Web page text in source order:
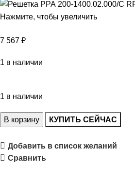
Нажмите, чтобы увеличить
7 567 ₽
1 в наличии
1 в наличии
В корзину КУПИТЬ СЕЙЧАС
Добавить в список желаний
Сравнить